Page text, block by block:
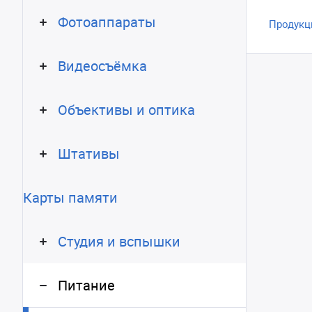
Фотоаппараты
Видеосъёмка
Объективы и оптика
Штативы
Карты памяти
Студия и вспышки
Питание